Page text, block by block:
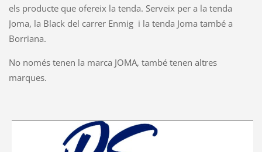
els producte que ofereix la tenda. Serveix per a la tenda
Joma, la Black del carrer Enmig i la tenda Joma també a
Borriana.
No només tenen la marca JOMA, també tenen altres
marques.